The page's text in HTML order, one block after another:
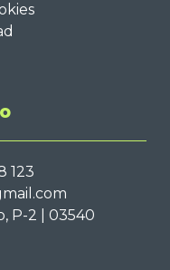
123
P-2 | 03540